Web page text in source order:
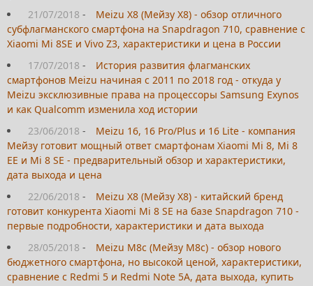
21/07/2018 -
Meizu X8 (Мейзу Х8) - обзор отличного
субфлагманского смартфона на Snapdragon 710, сравнение с
Xiaomi Mi 8SE и Vivo Z3, характеристики и цена в России
17/07/2018 -
История развития флагманских
смартфонов Meizu начиная с 2011 по 2018 год - откуда у
Meizu эксклюзивные права на процессоры Samsung Exynos
и как Qualcomm изменила ход истории
23/06/2018 -
Meizu 16, 16 Pro/Plus и 16 Lite - компания
Мейзу готовит мощный ответ смартфонам Xiaomi Mi 8, Mi 8
EE и Mi 8 SE - предварительный обзор и характеристики,
дата выхода и цена
22/06/2018 -
Meizu X8 (Мейзу Х8) - китайский бренд
готовит конкурента Xiaomi Mi 8 SE на базе Snapdragon 710 -
первые подробности, характеристики и дата выхода
28/05/2018 -
Meizu M8c (Мейзу М8с) - обзор нового
бюджетного смартфона, но высокой ценой, характеристики,
сравнение с Redmi 5 и Redmi Note 5A, дата выхода, купить